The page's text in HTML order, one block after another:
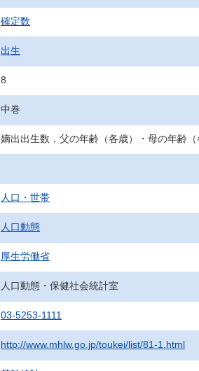
確定数
出生
8
中巻
嫡出出生数，父の年齢（各歳）・母の年齢
人口・世帯
人口動態
厚生労働省
人口動態・保健社会統計室
03-5253-1111
http://www.mhlw.go.jp/toukei/list/81-1.html